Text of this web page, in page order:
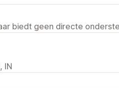
biedt geen directe
IN